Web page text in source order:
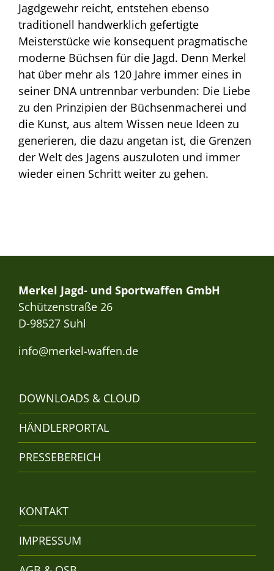
Jagdgewehr reicht, entstehen ebenso
traditionell handwerklich gefertigte
Meisterstücke wie konsequent pragmatische
moderne Büchsen für die Jagd. Denn Merkel
hat über mehr als 120 Jahre immer eines in
seiner DNA untrennbar verbunden: Die Liebe
zu den Prinzipien der Büchsenmacherei und
die Kunst, aus altem Wissen neue Ideen zu
generieren, die dazu angetan ist, die Grenzen
der Welt des Jagens auszuloten und immer
wieder einen Schritt weiter zu gehen.
Merkel Jagd- und Sportwaffen GmbH
Schützenstraße 26
D-98527 Suhl
info@merkel-waffen.de
DOWNLOADS & CLOUD
HÄNDLERPORTAL
PRESSEBEREICH
KONTAKT
IMPRESSUM